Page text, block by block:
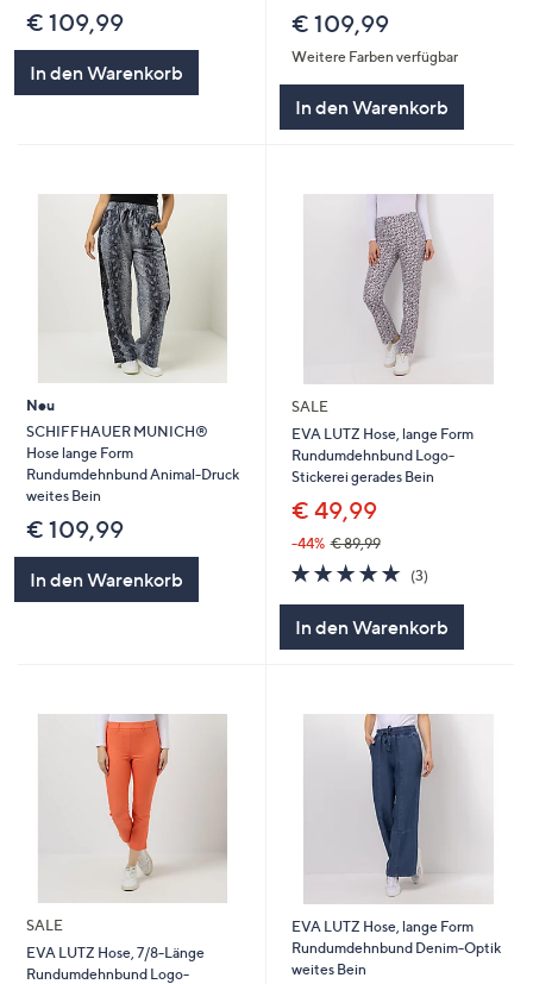
€ 109,99
In den Warenkorb
€ 109,99
Weitere Farben verfügbar
In den Warenkorb
Neu
SCHIFFHAUER MUNICH®
Hose lange Form
Rundumdehnbund Animal-Druck
weites Bein
€ 109,99
In den Warenkorb
SALE
EVA LUTZ Hose, lange Form
Rundumdehnbund Logo-
Stickerei gerades Bein
€ 49,99
-44% € 89,99
5.0
von
5
(3)
In den Warenkorb
SALE
EVA LUTZ Hose, 7/8-Länge
Rundumdehnbund Logo-
EVA LUTZ Hose, lange Form
Rundumdehnbund Denim-Optik
weites Bein